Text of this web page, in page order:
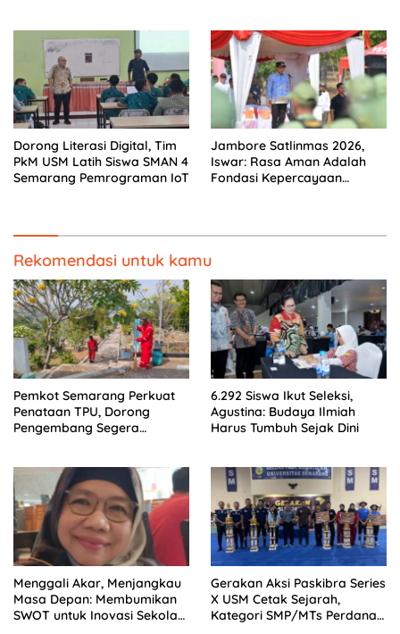
Dorong Literasi Digital, Tim
PkM USM Latih Siswa SMAN 4
Semarang Pemrograman IoT
Jambore Satlinmas 2026,
Iswar: Rasa Aman Adalah
Fondasi Kepercayaan
Rekomendasi untuk kamu
Pemkot Semarang Perkuat
Penataan TPU, Dorong
Pengembang Segera
6.292 Siswa Ikut Seleksi,
Agustina: Budaya Ilmiah
Harus Tumbuh Sejak Dini
Menggali Akar, Menjangkau
Masa Depan: Membumikan
SWOT untuk Inovasi Sekolah
Gerakan Aksi Paskibra Series
X USM Cetak Sejarah,
Kategori SMP/MTs Perdana